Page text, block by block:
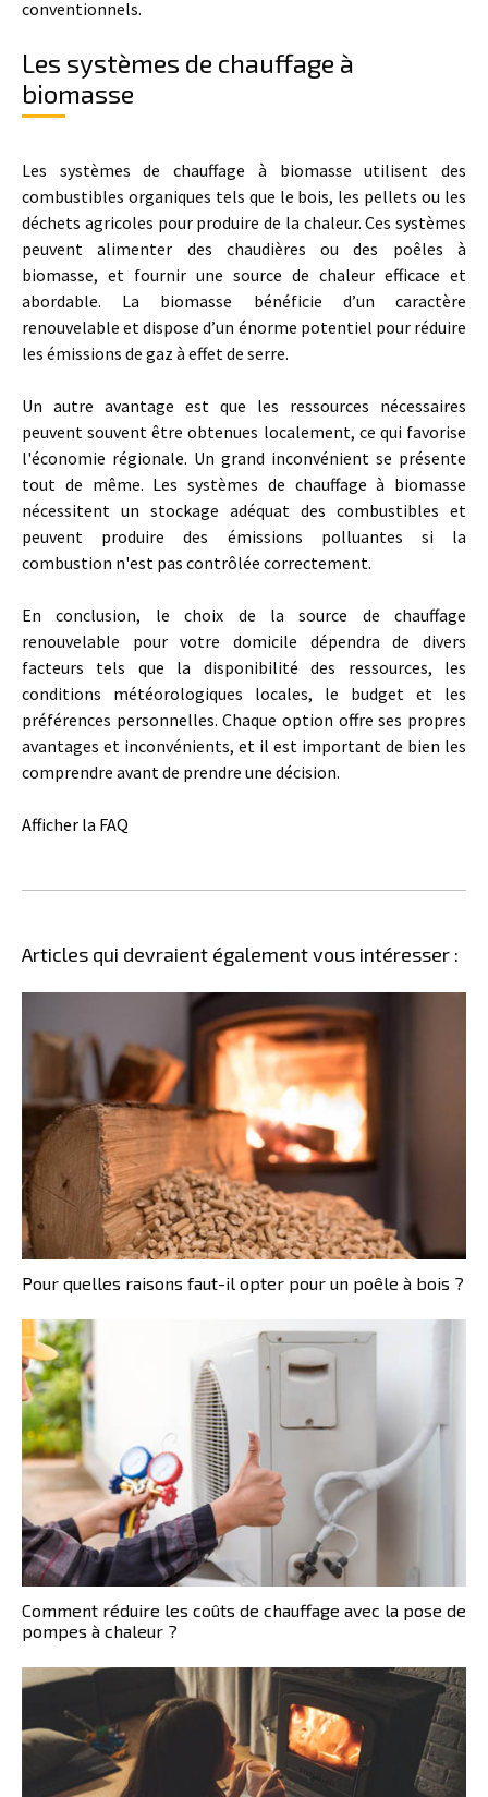
conventionnels.
Les systèmes de chauffage à
biomasse
Les systèmes de chauffage à biomasse utilisent des
combustibles organiques tels que le bois, les pellets ou les
déchets agricoles pour produire de la chaleur. Ces systèmes
peuvent alimenter des chaudières ou des poêles à
biomasse, et fournir une source de chaleur efficace et
abordable. La biomasse bénéficie d’un caractère
renouvelable et dispose d’un énorme potentiel pour réduire
les émissions de gaz à effet de serre.
Un autre avantage est que les ressources nécessaires
peuvent souvent être obtenues localement, ce qui favorise
l'économie régionale. Un grand inconvénient se présente
tout de même. Les systèmes de chauffage à biomasse
nécessitent un stockage adéquat des combustibles et
peuvent produire des émissions polluantes si la
combustion n'est pas contrôlée correctement.
En conclusion, le choix de la source de chauffage
renouvelable pour votre domicile dépendra de divers
facteurs tels que la disponibilité des ressources, les
conditions météorologiques locales, le budget et les
préférences personnelles. Chaque option offre ses propres
avantages et inconvénients, et il est important de bien les
comprendre avant de prendre une décision.
Afficher la FAQ
Articles qui devraient également vous intéresser :
Pour quelles raisons faut-il opter pour un poêle à bois ?
Comment réduire les coûts de chauffage avec la pose de
pompes à chaleur ?